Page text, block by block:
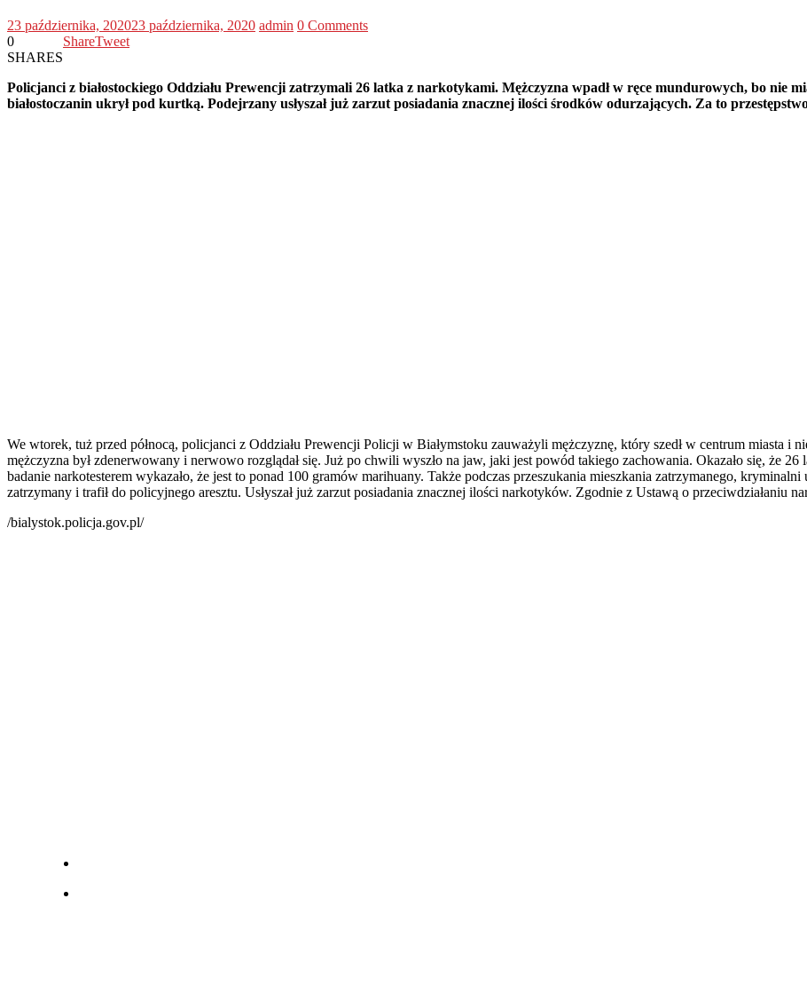
23 października, 202023 października, 2020 admin 0 Comments
0
SHARES
ShareTweet
Policjanci z białostockiego Oddziału Prewencji zatrzymali 26 latka z narkotykami. Mężczyzna wpadł w ręce mundurowych, bo nie
białostoczanin ukrył pod kurtką. Podejrzany usłyszał już zarzut posiadania znacznej ilości środków odurzających. Za to
We wtorek, tuż przed północą, policjanci z Oddziału Prewencji Policji w Białymstoku zauważyli mężczyznę, który szedł w centrum miasta i
mężczyzna był zdenerwowany i nerwowo rozglądał się. Już po chwili wyszło na jaw, jaki jest powód takiego zachowania. Okazało się, że
badanie narkotesterem wykazało, że jest to ponad 100 gramów marihuany. Także podczas przeszukania mieszkania zatrzymanego,
zatrzymany i trafił do policyjnego aresztu. Usłyszał już zarzut posiadania znacznej ilości narkotyków. Zgodnie z Ustawą o przeciwdziałaniu
/bialystok.policja.gov.pl/